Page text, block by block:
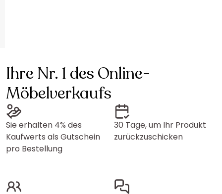
Ihre Nr. 1 des Online-
Möbelverkaufs
Sie erhalten 4% des
Kaufwerts als Gutschein
pro Bestellung
30 Tage, um Ihr Produkt
zurückzuschicken